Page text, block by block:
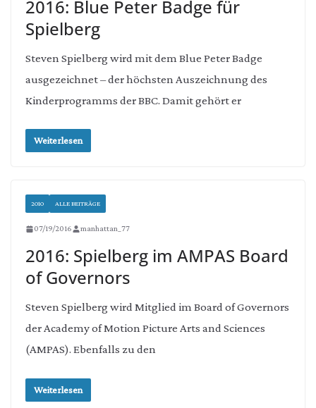
2016: Blue Peter Badge für
Spielberg
Steven Spielberg wird mit dem Blue Peter Badge
ausgezeichnet – der höchsten Auszeichnung des
Kinderprogramms der BBC. Damit gehört er
Weiterlesen
2010 ALLE BEITRÄGE
07/19/2016 manhattan_77
2016: Spielberg im AMPAS Board
of Governors
Steven Spielberg wird Mitglied im Board of Governors
der Academy of Motion Picture Arts and Sciences
(AMPAS). Ebenfalls zu den
Weiterlesen